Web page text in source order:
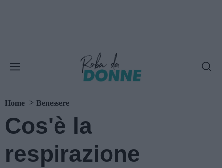
Home Benessere
Cos'è la
respirazione